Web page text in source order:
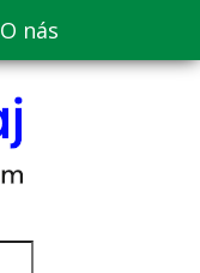
O nás